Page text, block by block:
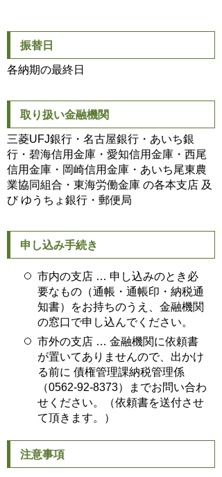
振替日
各納期の最終日
取り扱い金融機関
三菱UFJ銀行・名古屋銀行・あいち銀
行・碧海信用金庫・愛知信用金庫・西尾
信用金庫・岡崎信用金庫・あいち尾東農
業協同組合・東海労働金庫 の各本支店 及
び ゆうちょ銀行・郵便局
申し込み手続き
市内の支店 … 申し込みのとき必
要なもの（通帳・通帳印・納税通
知書）をお持ちのうえ、金融機関
の窓口で申し込んでください。
市外の支店 … 金融機関に依頼書
が置いてありませんので、出かけ
る前に 債権管理課納税管理係
（0562-92-8373）までお問い合わ
せください。（依頼書を送付させ
て頂きます。）
注意事項